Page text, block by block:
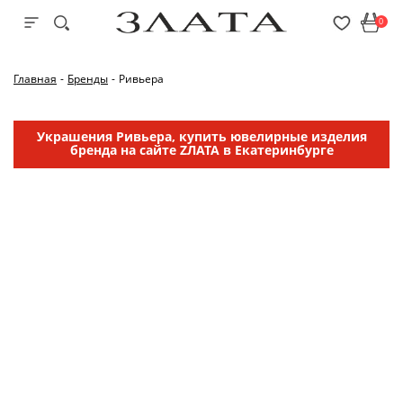
0
Главная - Бренды - Ривьера
Украшения Ривьера, купить ювелирные изделия
бренда на сайте ZЛАТА в Екатеринбурге